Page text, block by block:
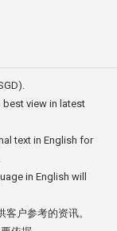
view in latest
text in English for
in English will
户参考的资讯。